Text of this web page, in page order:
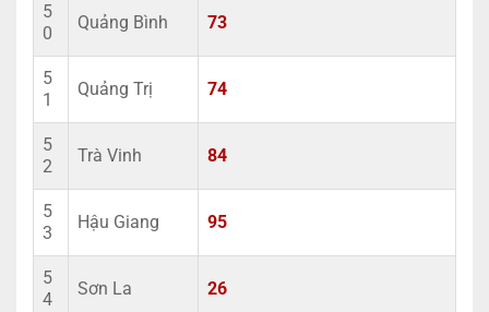
5
0
Quảng Bình 73
5
1
Quảng Trị 74
5
2
Trà Vinh 84
5
3
Hậu Giang 95
5
4
Sơn La 26